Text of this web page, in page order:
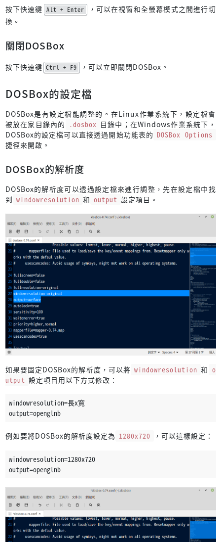
按下快速鍵 Alt + Enter
，可以在視窗和全螢幕模式之間進行切
換。
關閉DOSBox
按下快速鍵 Ctrl + F9 ，可以立即關閉DOSBox。
DOSBox的設定檔
DOSBox是有設定檔能調整的。在Linux作業系統下，設定檔會
被放在家目錄內的 .dosbox 目錄中；在Windows作業系統下，
DOSBox的設定檔可以直接透過開始功能表的 DOSBox Options
捷徑來開啟。
DOSBox的解析度
DOSBox的解析度可以透過設定檔來進行調整，先在設定檔中找
到 windowresolution 和 output 設定項目。
如果要固定DOSBox的解析度，可以將 windowresolution 和 o
utput 設定項目用以下方式修改：
windowresolution=長x寬
output=openglnb
例如要將DOSBox的解析度設定為 1280x720 ，可以這樣設定：
windowresolution=1280x720
output=openglnb